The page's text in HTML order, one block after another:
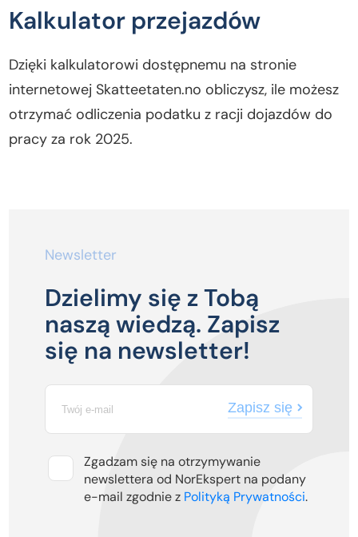
Kalkulator przejazdów
Dzięki kalkulatorowi dostępnemu na stronie
internetowej Skatteetaten.no obliczysz, ile możesz
otrzymać odliczenia podatku z racji dojazdów do
pracy za rok 2025.
Newsletter
Dzielimy się z Tobą
naszą wiedzą. Zapisz
się na newsletter!
Zgadzam się na otrzymywanie
newslettera od NorEkspert na podany
e-mail zgodnie z Polityką Prywatności.
Zapisz się